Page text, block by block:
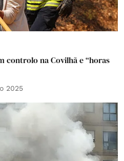
controlo na Covilhã e “horas
2025